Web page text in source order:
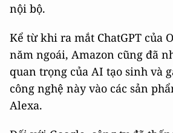
nội bộ.
Kể từ khi ra mắt ChatGPT của
năm ngoái, Amazon cũng đã
quan trọng của AI tạo sinh và
công nghệ này vào các sản
Alexa.